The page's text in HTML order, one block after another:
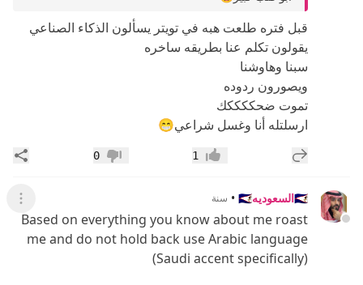
قبل فتره طلعت هبه في تويتر يسألون الذكاء الصناعي
يقولون تكلم عنا بطريقه ساخره
سبنا وهاوشنا
ويصورون ردوده
تموت ضحككككك
ارسلتله أنا وغسل شراعي😁
إضافة رد جديد إعجاب1 عدم إعجاب
0
🇸🇦السعوديه🇸🇦 • سنة عرض
Based on everything you know about me roast
me and do not hold back use Arabic language
(Saudi accent specifically)